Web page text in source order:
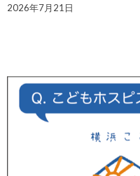
2026年7月21日